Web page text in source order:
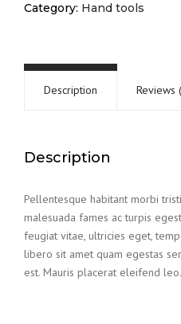
Category: Hand tools
Description Reviews
Description
Pellentesque habitant morbi
malesuada fames ac turpis
feugiat vitae, ultricies eget,
libero sit amet quam egestas
est. Mauris placerat eleifend leo.